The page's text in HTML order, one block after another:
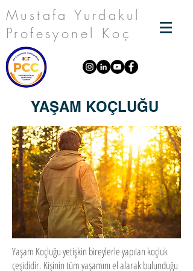
Mustafa Yurdakul
Profesyonel Koç
YAŞAM KOÇLUĞU
Yaşam Koçluğu yetişkin bireylerle yapılan koçluk
çeşididir. Kişinin tüm yaşamını el alarak bulunduğu